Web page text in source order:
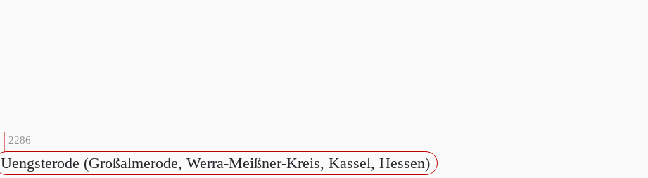
2286
Uengsterode (Großalmerode, Werra-Meißner-Kreis, Kassel, Hessen)